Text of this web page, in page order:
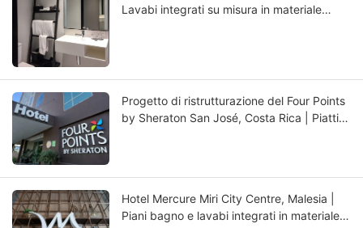
Lavabi integrati su misura in materiale
Progetto di ristrutturazione del Four Points
by Sheraton San José, Costa Rica | Piatti
Hotel Mercure Miri City Centre, Malesia |
Piani bagno e lavabi integrati in materiale